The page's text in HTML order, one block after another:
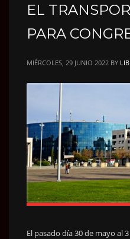
EL
PARA
MIÉRCOLES, 29 JUNIO 2022 BY
El pasado día 30 de mayo al